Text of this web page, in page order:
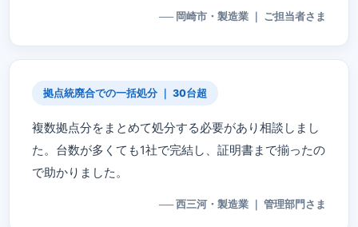
── 岡崎市・製造業 ｜ ご担当者さま
拠点統廃合での一括処分 ｜ 30台超
複数拠点分をまとめて処分する必要があり相談しまし
た。台数が多くても1社で完結し、証明書まで揃ったの
で助かりました。
── 西三河・製造業 ｜ 管理部門さま